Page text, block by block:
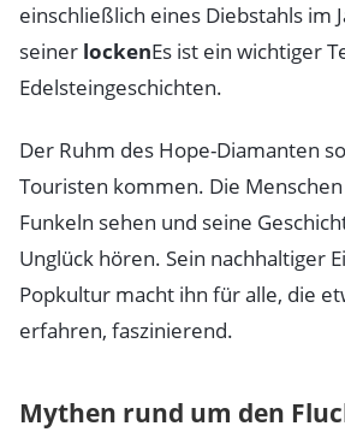
einschließlich eines Diebstahls im
seiner lockenEs ist ein wichtiger
Edelsteingeschichten.
Der Ruhm des Hope-Diamanten
Touristen kommen. Die
Funkeln sehen und seine
Unglück hören. Sein nachhaltiger
Popkultur macht ihn für alle, die
erfahren, faszinierend.
Mythen rund um den